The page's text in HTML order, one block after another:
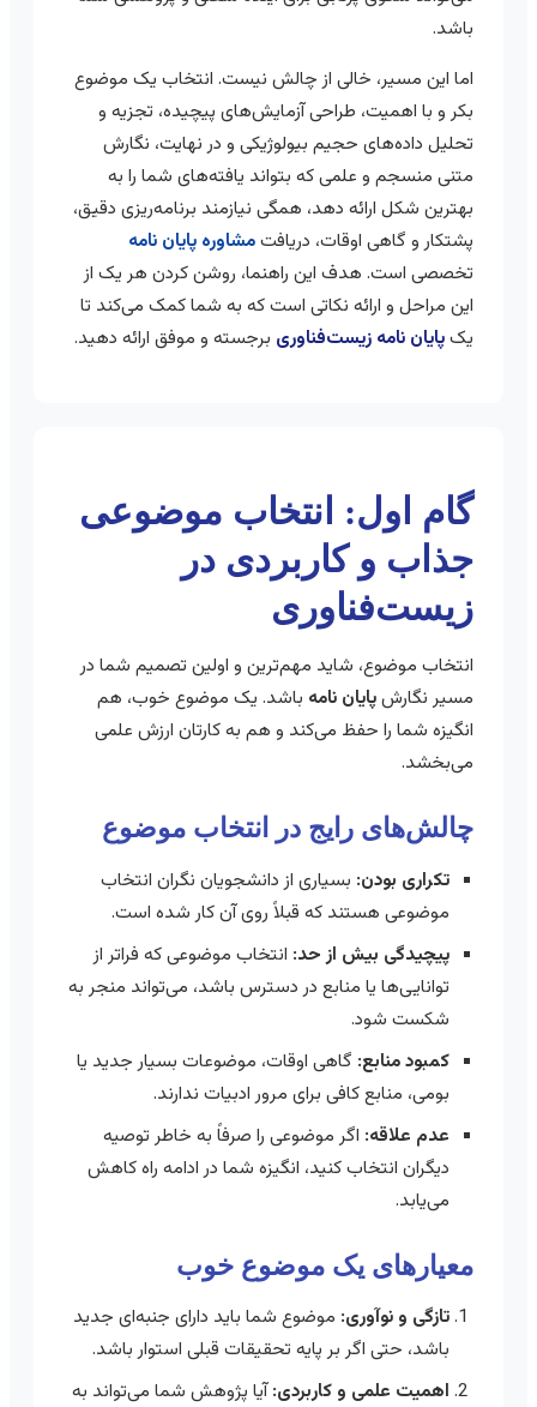
باشد.
اما این مسیر، خالی از چالش نیست. انتخاب یک موضوع
بکر و با اهمیت، طراحی آزمایش‌های پیچیده، تجزیه و
تحلیل داده‌های حجیم بیولوژیکی و در نهایت، نگارش
متنی منسجم و علمی که بتواند یافته‌های شما را به
بهترین شکل ارائه دهد، همگی نیازمند برنامه‌ریزی دقیق،
پشتکار و گاهی اوقات، دریافتمشاوره پایان نامه
تخصصی است. هدف این راهنما، روشن کردن هر یک از
این مراحل و ارائه نکاتی است که به شما کمک می‌کند تا
پایان نامه زیست‌فناوریبرجسته و موفق ارائه دهید.
گام اول: انتخاب موضوعی
جذاب و کاربردی در
زیست‌فناوری
انتخاب موضوع، شاید مهم‌ترین و اولین تصمیم شما در
مسیر نگارشپایان نامهباشد. یک موضوع خوب، هم
انگیزه شما را حفظ می‌کند و هم به کارتان ارزش علمی
می‌بخشد.
چالش‌های رایج در انتخاب موضوع
تکراری بودن:بسیاری از دانشجویان نگران انتخاب
موضوعی هستند که قبلاً روی آن کار شده است.
پیچیدگی بیش از حد:انتخاب موضوعی که فراتر از
توانایی‌ها یا منابع در دسترس باشد، می‌تواند منجر به
شکست شود.
کمبود منابع:گاهی اوقات، موضوعات بسیار جدید یا
بومی، منابع کافی برای مرور ادبیات ندارند.
عدم علاقه:اگر موضوعی را صرفاً به خاطر توصیه
دیگران انتخاب کنید، انگیزه شما در ادامه راه کاهش
می‌یابد.
معیارهای یک موضوع خوب
تازگی و نوآوری:موضوع شما باید دارای جنبه‌ای جدید
باشد، حتی اگر بر پایه تحقیقات قبلی استوار باشد.
اهمیت علمی و کاربردی:آیا پژوهش شما می‌تواند به